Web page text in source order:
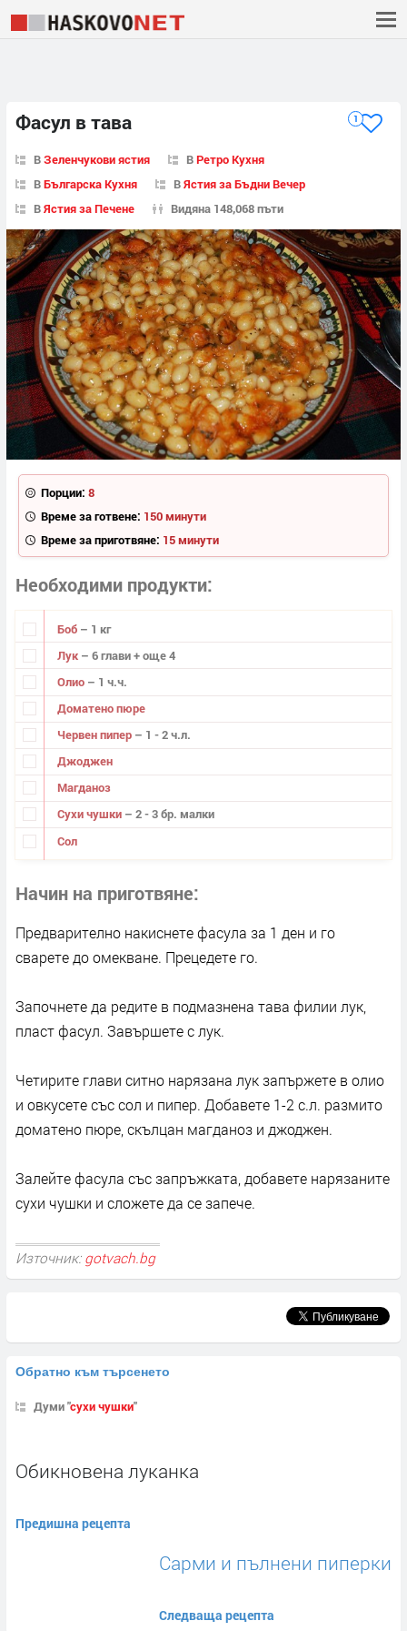
Фасул в тава 1
ВЗеленчукови ястия ВРетро Кухня
ВБългарска Кухня ВЯстия за Бъдни Вечер
ВЯстия за Печене Видяна 148,068 пъти
Порции: 8
Време за готвене: 150 минути
Време за приготвяне: 15 минути
Необходими продукти
Боб – 1 кг
Лук – 6 глави + още 4
Олио – 1 ч.ч.
Доматено пюре
Червен пипер – 1 - 2 ч.л.
Джоджен
Магданоз
Сухи чушки – 2 - 3 бр. малки
Сол
Начин на приготвяне
Предварително накиснете фасула за 1 ден и го
сварете до омекване. Прецедете го.
Започнете да редите в подмазнена тава филии лук,
пласт фасул. Завършете с лук.
Четирите глави ситно нарязана лук запържете в олио
и овкусете със сол и пипер. Добавете 1-2 с.л. размито
доматено пюре, скълцан магданоз и джоджен.
Залейте фасула със запръжката, добавете нарязаните
сухи чушки и сложете да се запече.
Източник: gotvach.bg
Обратно към търсенето
Думи "сухи чушки"
Обикновена луканка
Предишна рецепта
Сарми и пълнени пиперки
Следваща рецепта